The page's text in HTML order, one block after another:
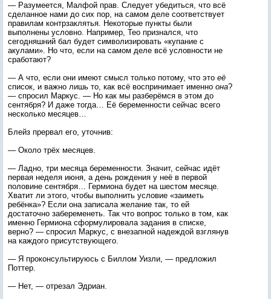
— Разумеется, Малфой прав. Следует убедиться, что всё
сделанное нами до сих пор, на самом деле соответствует
правилам контрзаклятья. Некоторые пункты были
выполнены условно. Например, Тео признался, что
сегодняшний бал будет символизировать «купание с
акулами». Но что, если на самом деле всё условности не
сработают?
— А что, если они имеют смысл только потому, что это её
список, и важно лишь то, как всё воспринимает именно она?
— спросил Маркус. — Но как мы разберёмся в этом до
сентября? И даже тогда… Её беременности сейчас всего
несколько месяцев…
Блейз прервал его, уточнив:
— Около трёх месяцев.
— Ладно, три месяца беременности. Значит, сейчас идёт
первая неделя июня, а день рождения у неё в первой
половине сентября… Гермиона будет на шестом месяце.
Хватит ли этого, чтобы выполнить условие «заиметь
ребёнка»? Если она записала желание так, то ей
достаточно забеременеть. Так что вопрос только в том, как
именно Гермиона сформулировала задания в списке,
верно? — спросил Маркус, с внезапной надеждой взглянув
на каждого присутствующего.
— Я проконсультируюсь с Биллом Уизли, — предложил
Поттер.
— Нет, — отрезал Эдриан.